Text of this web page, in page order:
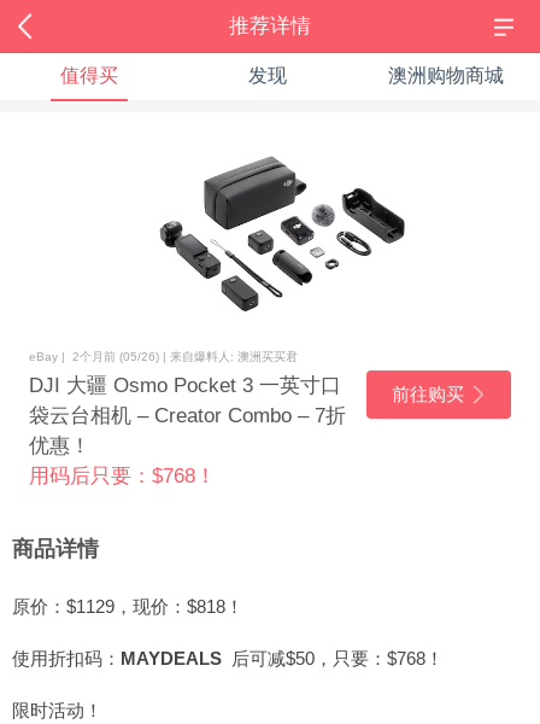
推荐详情
值得买 发现 澳洲购物商城
eBay | 2个月前 (05/26) | 来自爆料人: 澳洲买买君
DJI 大疆 Osmo Pocket 3 一英寸口
袋云台相机 – Creator Combo – 7折
优惠！
用码后只要：$768！
前往购买
商品详情
原价：$1129，现价：$818！
使用折扣码： MAYDEALS 后可减$50，只要：$768！
限时活动！